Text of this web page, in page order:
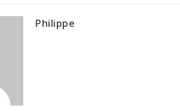
Philippe